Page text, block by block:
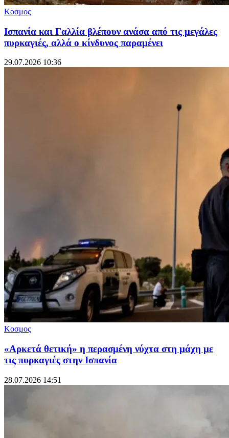
Κοσμος
Ισπανία και Γαλλία βλέπουν ανάσα από τις μεγάλες
πυρκαγιές, αλλά ο κίνδυνος παραμένει
29.07.2026 10:36
Κοσμος
«Αρκετά θετική» η περασμένη νύχτα στη μάχη με
τις πυρκαγιές στην Ισπανία
28.07.2026 14:51